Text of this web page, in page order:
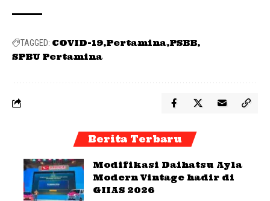
TAGGED: COVID-19 Pertamina PSBB
SPBU Pertamina
Berita Terbaru
Modifikasi Daihatsu Ayla
Modern Vintage hadir di
GIIAS 2026